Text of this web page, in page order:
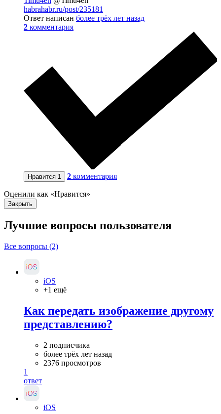
habrahabr.ru/post/235181
Ответ написан более трёх лет назад
2 комментария
Нравится 1 2 комментария
Оценили как «Нравится»
Закрыть
Лучшие вопросы пользователя
Все вопросы (2)
iOS
+1 ещё
Как передать изображение другому
представлению?
2 подписчика
более трёх лет назад
2376 просмотров
1
ответ
iOS